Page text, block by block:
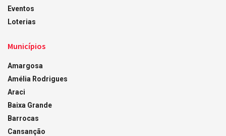
Eventos
Loterias
Municípios
Amargosa
Amélia Rodrigues
Araci
Baixa Grande
Barrocas
Cansanção